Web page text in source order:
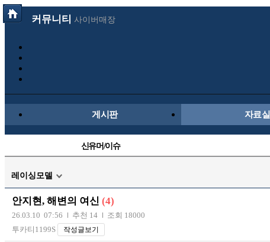
커뮤니티 사이버매장
게시판 자료실
신유머/이슈
자동차사진
트럭/버스
장착시공사진
레이싱모델
안지현, 해변의 여신 (4)
26.03.10 07:56 추천 14
조회 18000
투카티1199S
작성글보기